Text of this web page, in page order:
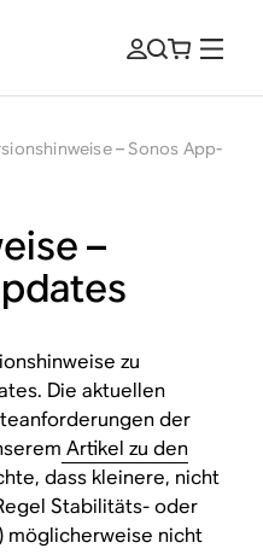
– Sonos App-
–
zu
Die aktuellen
der
Artikel zu den
dass kleinere, nicht
Stabilitäts- oder
möglicherweise nicht